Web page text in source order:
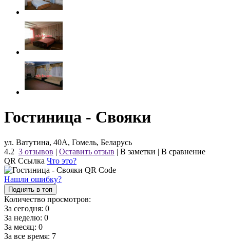
Гостиница - Свояки
ул. Ватутина, 40А, Гомель, Беларусь
4.2 3 отзывов | Оставить отзыв | В заметки | В сравнение
QR Ссылка Что это?
Нашли ошибку?
Поднять в топ
Количество просмотров:
За сегодня: 0
За неделю: 0
За месяц: 0
За все время: 7